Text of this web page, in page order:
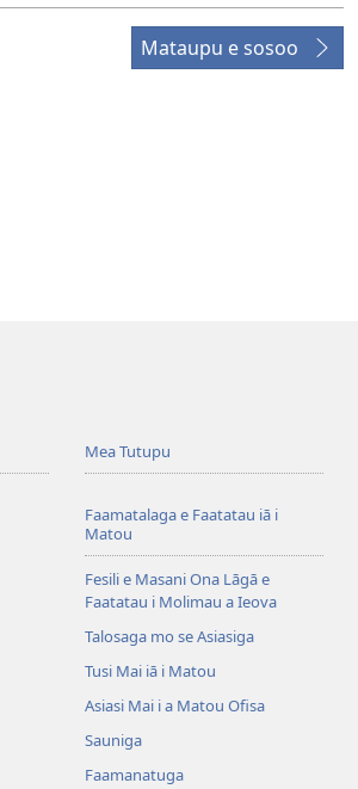
Mataupu e sosoo
Mea Tutupu
Faamatalaga e Faatatau iā i
Matou
Fesili e Masani Ona Lāgā e
Faatatau i Molimau a Ieova
Talosaga mo se Asiasiga
Tusi Mai iā i Matou
Asiasi Mai i a Matou Ofisa
Sauniga
Faamanatuga